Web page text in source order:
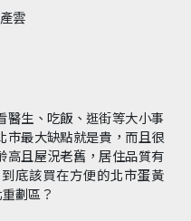
雲
醫生、吃飯、逛街等大小事
市最大缺點就是貴，而且很
高且屋況老舊，居住品質有
底該買在方便的北市蛋黃
劃區？